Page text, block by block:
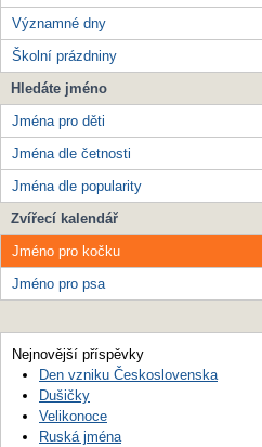
Významné dny
Školní prázdniny
Hledáte jméno
Jména pro děti
Jména dle četnosti
Jména dle popularity
Zvířecí kalendář
Jméno pro kočku
Jméno pro psa
Nejnovější příspěvky
Den vzniku Československa
Dušičky
Velikonoce
Ruská jména